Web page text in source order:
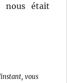
nous était
vous